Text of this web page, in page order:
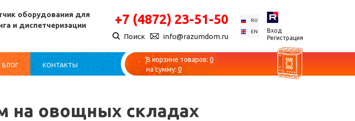
оборудования для
и диспетчеризации
+7 (4872) 23-51-50
info@razumdom.ru
Поиск
RU
EN
Вход
Регистрация
БЛОГ КОНТАКТЫ
В корзине товаров: 0
на сумму: 0
на овощных складах